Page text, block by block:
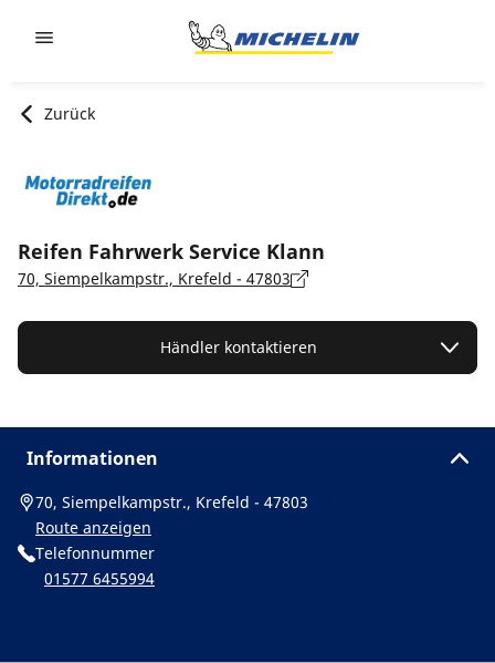
Zurück
Reifen Fahrwerk Service Klann
70, Siempelkampstr., Krefeld - 47803
Händler kontaktieren
Informationen
70, Siempelkampstr., Krefeld - 47803
Route anzeigen
Telefonnummer
01577 6455994